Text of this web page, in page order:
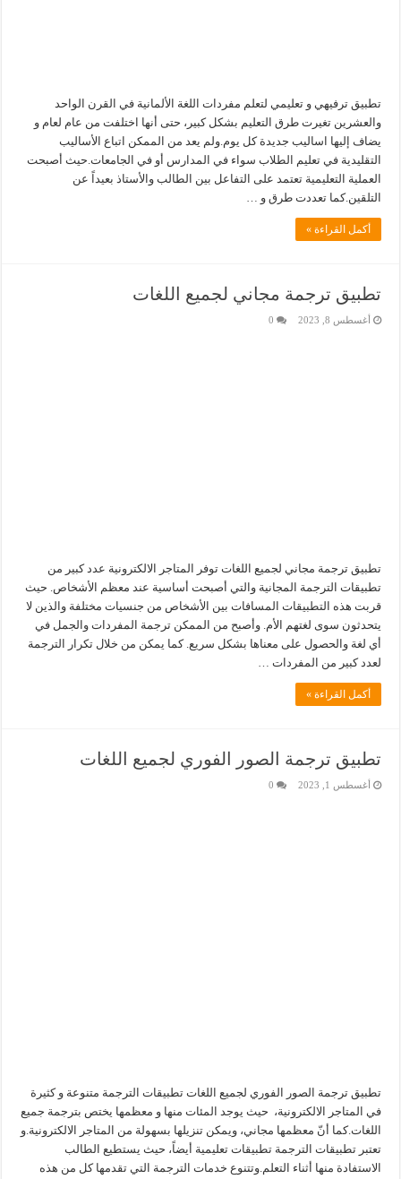
تطبيق ترفيهي و تعليمي لتعلم مفردات اللغة الألمانية في القرن الواحد
والعشرين تغيرت طرق التعليم بشكل كبير، حتى أنها اختلفت من عام لعام و
يضاف إليها اساليب جديدة كل يوم.ولم يعد من الممكن اتباع الأساليب
التقليدية في تعليم الطلاب سواء في المدارس أو في الجامعات.حيث أصبحت
العملية التعليمية تعتمد على التفاعل بين الطالب والأستاذ بعيداً عن
التلقين.كما تعددت طرق و …
أكمل القراءة »
تطبيق ترجمة مجاني لجميع اللغات
أغسطس 8, 2023 0
تطبيق ترجمة مجاني لجميع اللغات توفر المتاجر الالكترونية عدد كبير من
تطبيقات الترجمة المجانية والتي أصبحت أساسية عند معظم الأشخاص. حيث
قربت هذه التطبيقات المسافات بين الأشخاص من جنسيات مختلفة والذين لا
يتحدثون سوى لغتهم الأم. وأصبح من الممكن ترجمة المفردات والجمل في
أي لغة والحصول على معناها بشكل سريع. كما يمكن من خلال تكرار الترجمة
لعدد كبير من المفردات …
أكمل القراءة »
تطبيق ترجمة الصور الفوري لجميع اللغات
أغسطس 1, 2023 0
تطبيق ترجمة الصور الفوري لجميع اللغات تطبيقات الترجمة متنوعة و كثيرة
في المتاجر الالكترونية، حيث يوجد المئات منها و معظمها يختص بترجمة جميع
اللغات.كما أنّ معظمها مجاني، ويمكن تنزيلها بسهولة من المتاجر الالكترونية.و
تعتبر تطبيقات الترجمة تطبيقات تعليمية أيضاً، حيث يستطيع الطالب
الاستفادة منها أثناء التعلم.وتتنوع خدمات الترجمة التي تقدمها كل من هذه